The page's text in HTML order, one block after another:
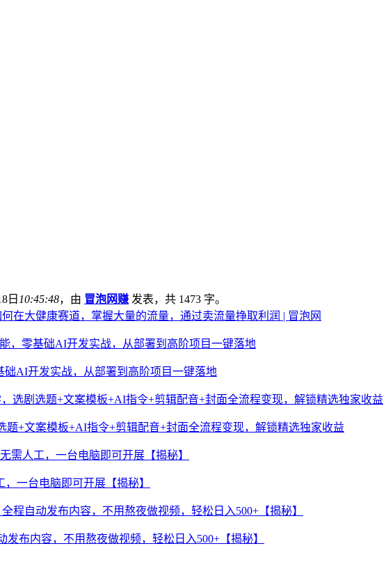
日 10:45:48，由 冒泡网赚 发表，共 1473 字。
在大健康赛道，掌握大量的流量，通过卖流量挣取利润 | 冒泡网
础AI开发实战，从部署到高阶项目一键落地
题+文案模板+AI指令+剪辑配音+封面全流程变现，解锁精选独家收益
一台电脑即可开展【揭秘】
布内容，不用熬夜做视频，轻松日入500+【揭秘】